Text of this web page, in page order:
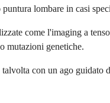
lombare in casi
come l'imaging a
mutazioni genetiche.
con un ago